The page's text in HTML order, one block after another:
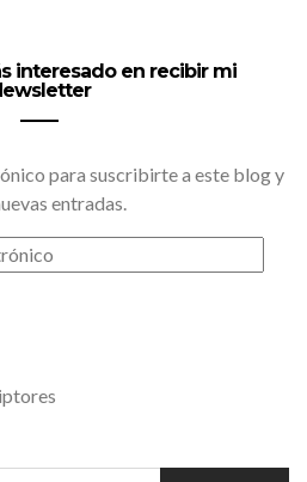
interesado en recibir mi
para suscribirte a este blog y
entradas.